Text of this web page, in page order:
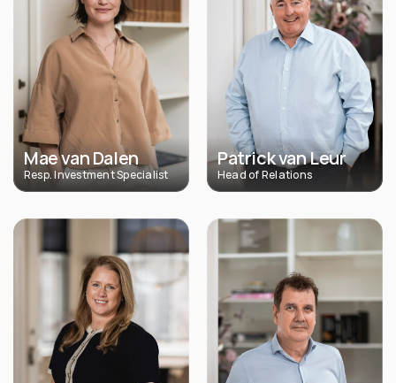
Mae van Dalen
Resp. Investment Specialist
Patrick van Leur
Head of Relations